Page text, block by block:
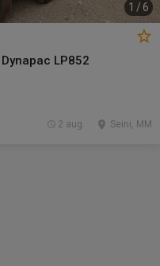
1 /6
LP852
Seini, MM
2 aug.